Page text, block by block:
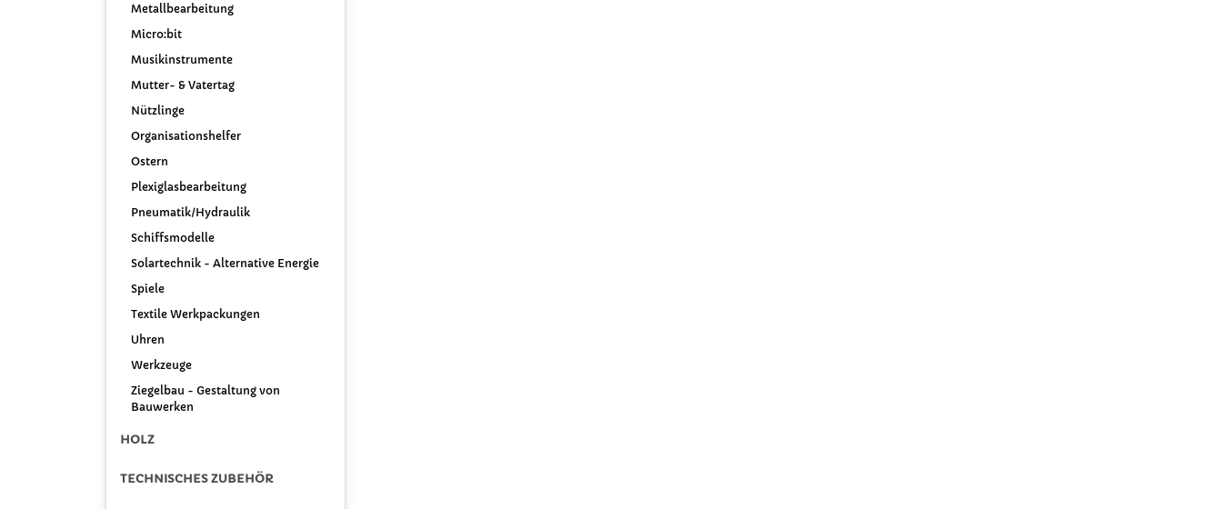
Metallbearbeitung
Micro:bit
Musikinstrumente
Mutter- & Vatertag
Nützlinge
Organisationshelfer
Ostern
Plexiglasbearbeitung
Pneumatik/Hydraulik
Schiffsmodelle
Solartechnik - Alternative Energie
Spiele
Textile Werkpackungen
Uhren
Werkzeuge
Ziegelbau - Gestaltung von
Bauwerken
HOLZ
TECHNISCHES ZUBEHÖR